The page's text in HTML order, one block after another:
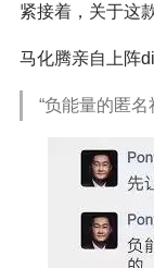
紧接着，关于这
马化腾亲自上阵
“负能量的匿名